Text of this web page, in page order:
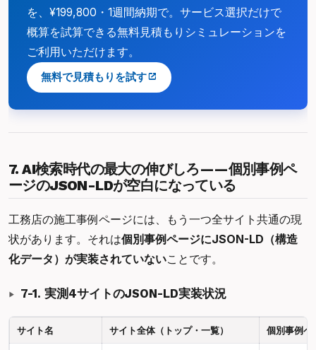
を、¥199,800・1週間納期で。サービス選択だけで
概算を試算できる無料見積もりシミュレーションを
ご利用いただけます。
無料で見積もりを試す
7. AI検索時代の最大の伸びしろ——個別事例ペ
ージのJSON-LDが空白になっている
工務店の施工事例ページには、もう一つ全サイト共通の現
状があります。それは個別事例ページにJSON-LD（構造
化データ）が実装されていないことです。
7-1. 実測4サイトのJSON-LD実装状況
サイト名 サイト全体（トップ・一覧） 個別事例ペ